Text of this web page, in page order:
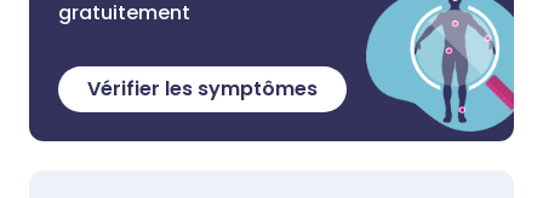
gratuitement
Vérifier les symptômes